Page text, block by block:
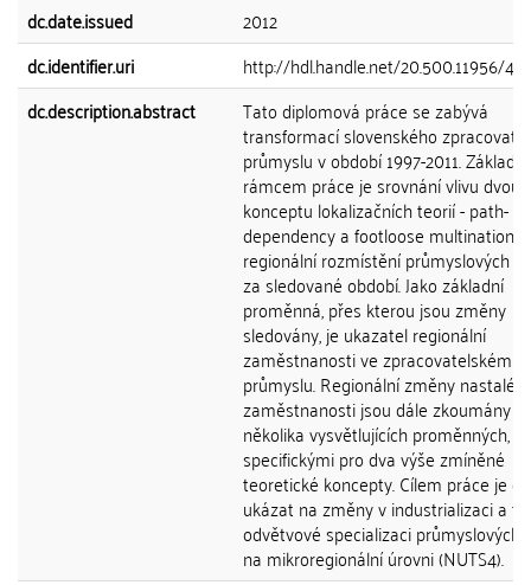
dc.date.issued
2012
dc.identifier.uri
http://hdl.handle.net/20.500.11956/
dc.description.abstract
Tato diplomová práce se zabývá
transformací slovenského
průmyslu v období 1997-2011.
rámcem práce je srovnání vlivu dvou
konceptu lokalizačních teorií - path-
dependency a footloose
regionální rozmístění průmyslových
za sledované období. Jako základní
proměnná, přes kterou jsou změny
sledovány, je ukazatel regionální
zaměstnanosti ve zpracovatelském
průmyslu. Regionální změny nastalé
zaměstnanosti jsou dále zkoumány
několika vysvětlujících proměnných,
specifickými pro dva výše zmíněné
teoretické koncepty. Cílem práce je
ukázat na změny v industrializaci a
odvětvové specializaci průmyslových
na mikroregionální úrovni (NUTS4).